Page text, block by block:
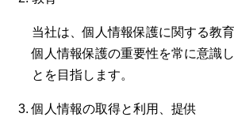
当社は、個人情報保護に関する教
個人情報保護の重要性を常に意識
とを目指します。
個人情報の取得と利用、提供